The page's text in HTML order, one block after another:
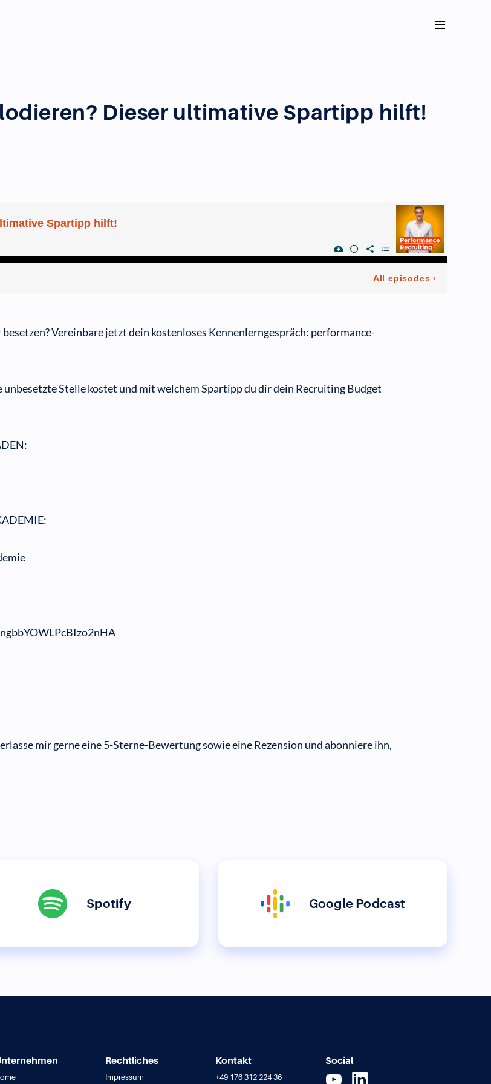
Dieser ultimative Spartipp hilft!
Vereinbare jetzt dein kostenloses Kennenlerngespräch: performance-
unbesetzte Stelle kostet und mit welchem Spartipp du dir dein Recruiting Budget
mir gerne eine 5-Sterne-Bewertung sowie eine Rezension und abonniere ihn,
Spotify Google Podcast
Rechtliches
Impressum
Kontakt
+49 176 312 224 36
Social